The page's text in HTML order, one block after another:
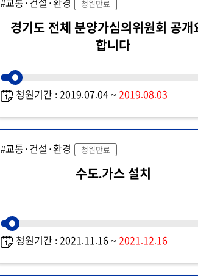
#교통·건설·환경 청원만료
경기도 전체 분양가심의위원회 공개
합니다
청원기간 : 2019.07.04 ~ 2019.08.03
#교통·건설·환경 청원만료
수도.가스 설치
청원기간 : 2021.11.16 ~ 2021.12.16